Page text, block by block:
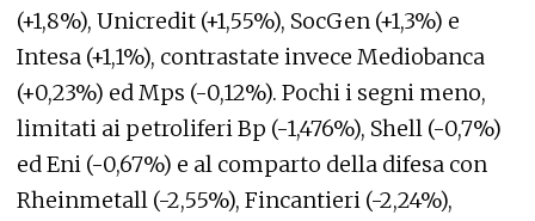
(+1,8%), Unicredit (+1,55%), SocGen (+1,3%) e
Intesa (+1,1%), contrastate invece Mediobanca
(+0,23%) ed Mps (-0,12%). Pochi i segni meno,
limitati ai petroliferi Bp (-1,476%), Shell (-0,7%)
ed Eni (-0,67%) e al comparto della difesa con
Rheinmetall (-2,55%), Fincantieri (-2,24%),